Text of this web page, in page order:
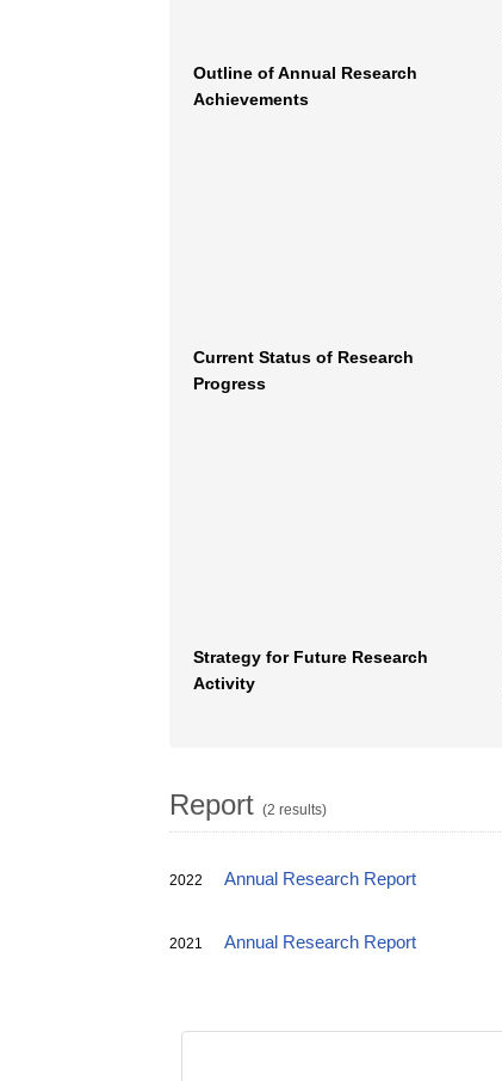
Outline of Annual Research
Achievements
Current Status of Research
Progress
Strategy for Future Research
Activity
Report (2 results)
2022 Annual Research Report
2021 Annual Research Report